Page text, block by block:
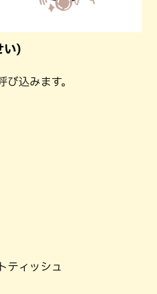
い)
込みます。
ティッシュ